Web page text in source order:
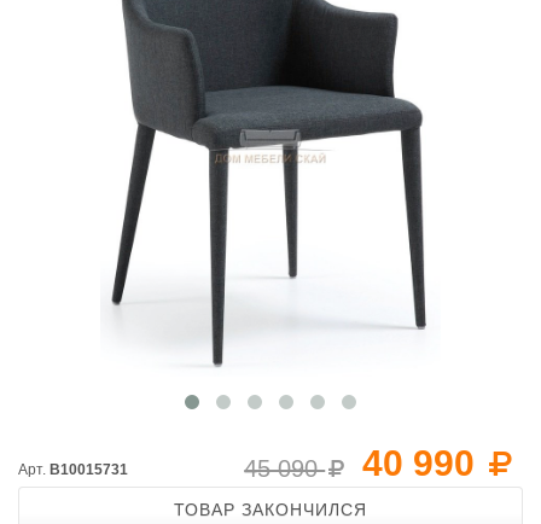
40 990
45 090
Арт. B10015731
ТОВАР ЗАКОНЧИЛСЯ